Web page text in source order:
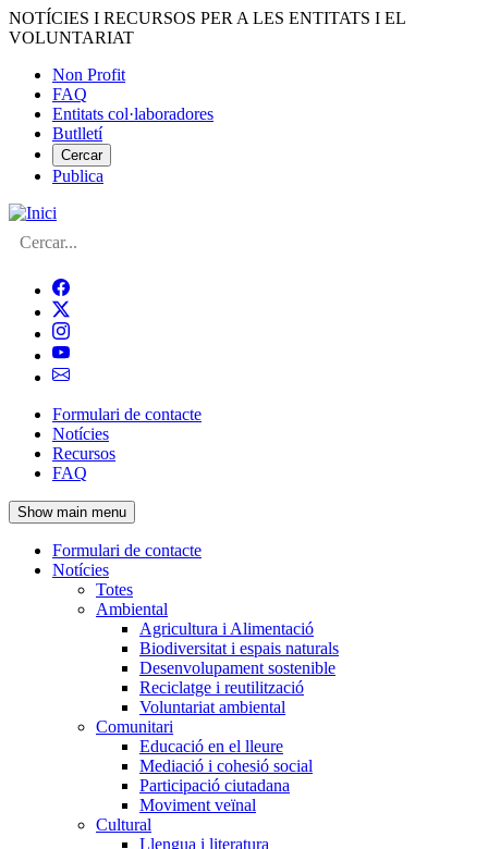
Vés
al
NOTÍCIES I RECURSOS PER A LES ENTITATS I EL
VOLUNTARIAT
Menú
del
compte
d'usuari
Non Profit
FAQ
Entitats col·laboradores
Butlletí
Cercar
Publica
Cerca
Navegació
principal
de
l'encapçalament
Formulari de contacte
Notícies
Recursos
FAQ
Show main menu
Navegació
principal
Formulari de contacte
Notícies
Totes
Ambiental
Agricultura i Alimentació
Biodiversitat i espais naturals
Desenvolupament sostenible
Reciclatge i reutilització
Voluntariat ambiental
Comunitari
Educació en el lleure
Mediació i cohesió social
Participació ciutadana
Moviment veïnal
Cultural
Llengua i literatura